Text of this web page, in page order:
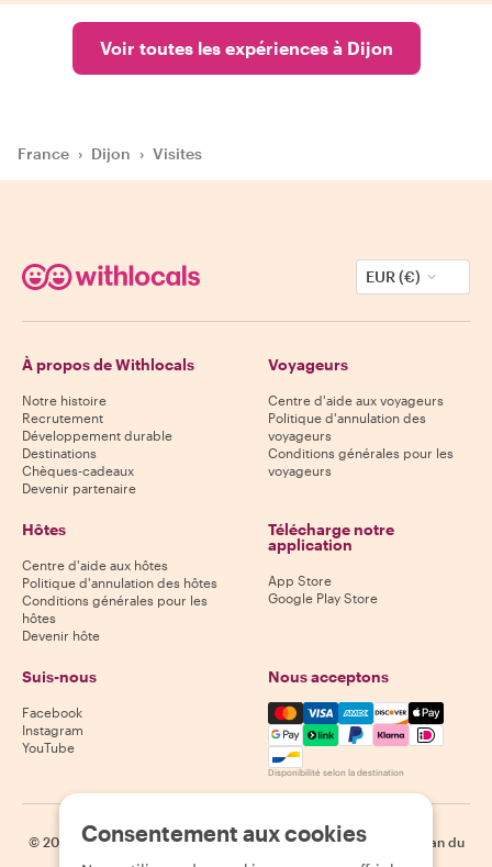
Voir toutes les expériences à Dijon
France › Dijon › Visites
EUR (€)
À propos de Withlocals
Notre histoire
Recrutement
Développement durable
Destinations
Chèques-cadeaux
Devenir partenaire
Voyageurs
Centre d'aide aux voyageurs
Politique d'annulation des
voyageurs
Conditions générales pour les
voyageurs
Hôtes
Centre d'aide aux hôtes
Politique d'annulation des hôtes
Conditions générales pour les
hôtes
Devenir hôte
Télécharge notre
application
App Store
Google Play Store
Suis-nous
Facebook
Instagram
YouTube
Nous acceptons
Mastercard, Visa, Amex,
Disponibilité selon la destination
© 2026 Withlocals.com | Politique de confidentialité | Cookies
Plan du
site
Consentement aux cookies